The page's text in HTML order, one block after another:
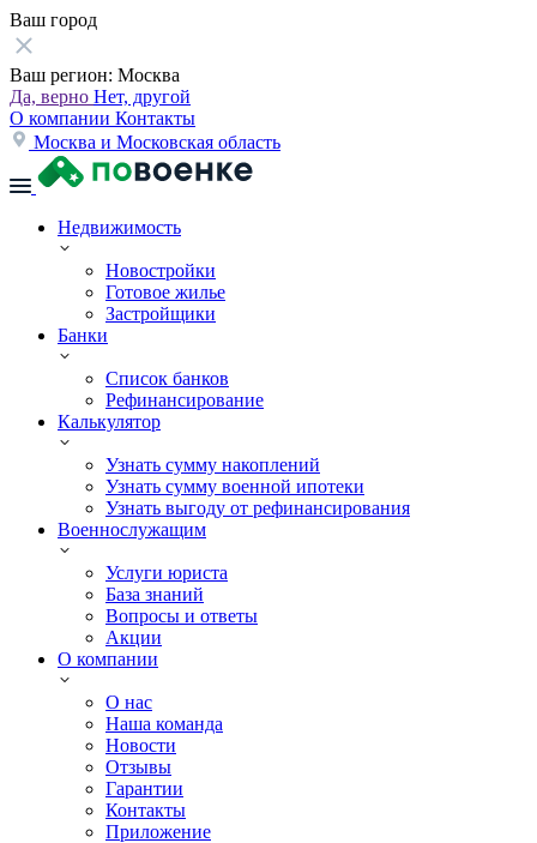
Ваш город
Ваш регион: Москва
Да, верно Нет, другой
О компании Контакты
Москва и Московская область
Недвижимость
Новостройки
Готовое жилье
Застройщики
Банки
Список банков
Рефинансирование
Калькулятор
Узнать сумму накоплений
Узнать сумму военной ипотеки
Узнать выгоду от рефинансирования
Военнослужащим
Услуги юриста
База знаний
Вопросы и ответы
Акции
О компании
О нас
Наша команда
Новости
Отзывы
Гарантии
Контакты
Приложение